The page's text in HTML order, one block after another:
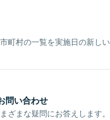
町村の一覧を実施日の新し
問い合わせ
ざまな疑問にお答えします。